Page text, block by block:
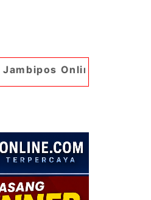
Portal Berita Paling